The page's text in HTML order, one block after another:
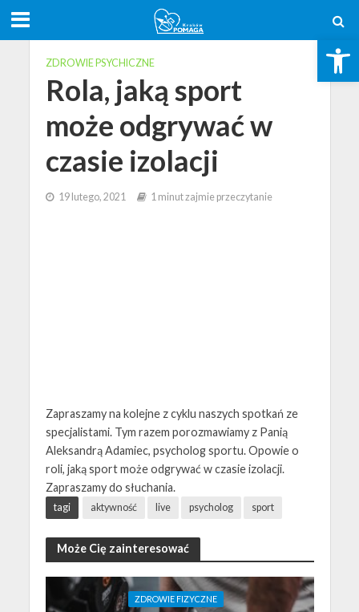
Open toolbar
ZDROWIE PSYCHICZNE
Rola, jaką sport
może odgrywać w
czasie izolacji
19 lutego, 2021 1 minut zajmie przeczytanie
Zapraszamy na kolejne z cyklu naszych spotkań ze
specjalistami. Tym razem porozmawiamy z Panią
Aleksandrą Adamiec, psycholog sportu. Opowie o
roli, jaką sport może odgrywać w czasie izolacji.
Zapraszamy do słuchania.
tagi aktywność live psycholog sport
Może Cię zainteresować
ZDROWIE FIZYCZNE